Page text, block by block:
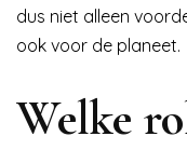
dus niet alleen
ook voor de planeet.
Welke